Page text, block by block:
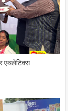
एथलेटिक्स